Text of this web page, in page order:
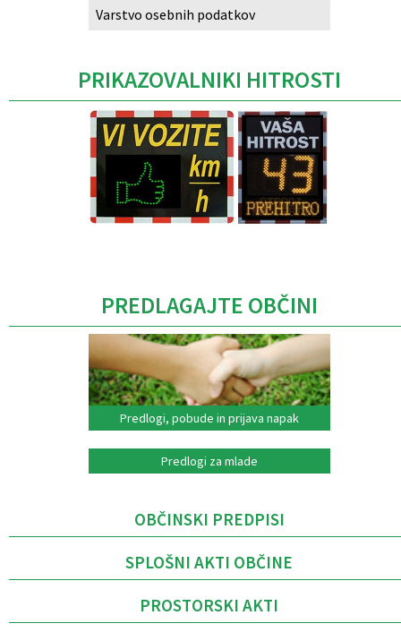
Varstvo osebnih podatkov
PRIKAZOVALNIKI HITROSTI
PREDLAGAJTE OBČINI
Predlogi, pobude in prijava napak
Predlogi za mlade
OBČINSKI PREDPISI
SPLOŠNI AKTI OBČINE
PROSTORSKI AKTI